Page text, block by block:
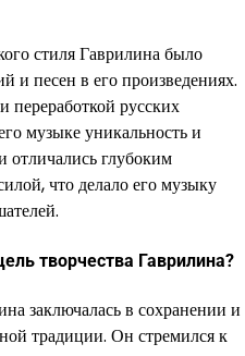
стиля Гаврилина было
и песен в его произведениях.
русских
музыке уникальность и
отличались глубоким
что делало его музыку
творчества Гаврилина?
заключалась в сохранении и
традиции. Он стремился к